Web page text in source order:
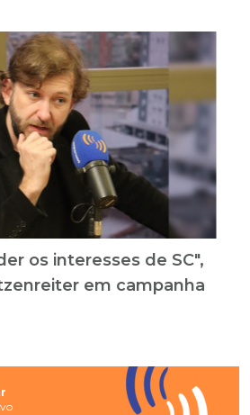
os interesses de SC",
em campanha